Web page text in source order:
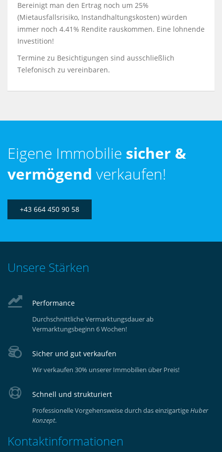
Bereinigt man den Ertrag noch um 25%
(Mietausfallsrisiko, Instandhaltungskosten) würden
immer noch 4.41% Rendite rauskommen. Eine lohnende
Investition!
Termine zu Besichtigungen sind ausschließlich
Telefonisch zu vereinbaren.
Eigene Immobilie sicher &
vermögend verkaufen!
+43 664 450 90 58
Unsere Stärken
Performance
Durchschnittliche Vermarktungsdauer ab
Vermarktungsbeginn 6 Wochen!
Sicher und gut verkaufen
Wir verkaufen 30% unserer Immobilien über Preis!
Schnell und strukturiert
Professionelle Vorgehensweise durch das einzigartigeHuber
Konzept.
Kontaktinformationen